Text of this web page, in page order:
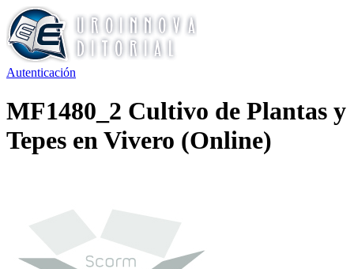
Autenticación
MF1480_2 Cultivo de Plantas y
Tepes en Vivero (Online)